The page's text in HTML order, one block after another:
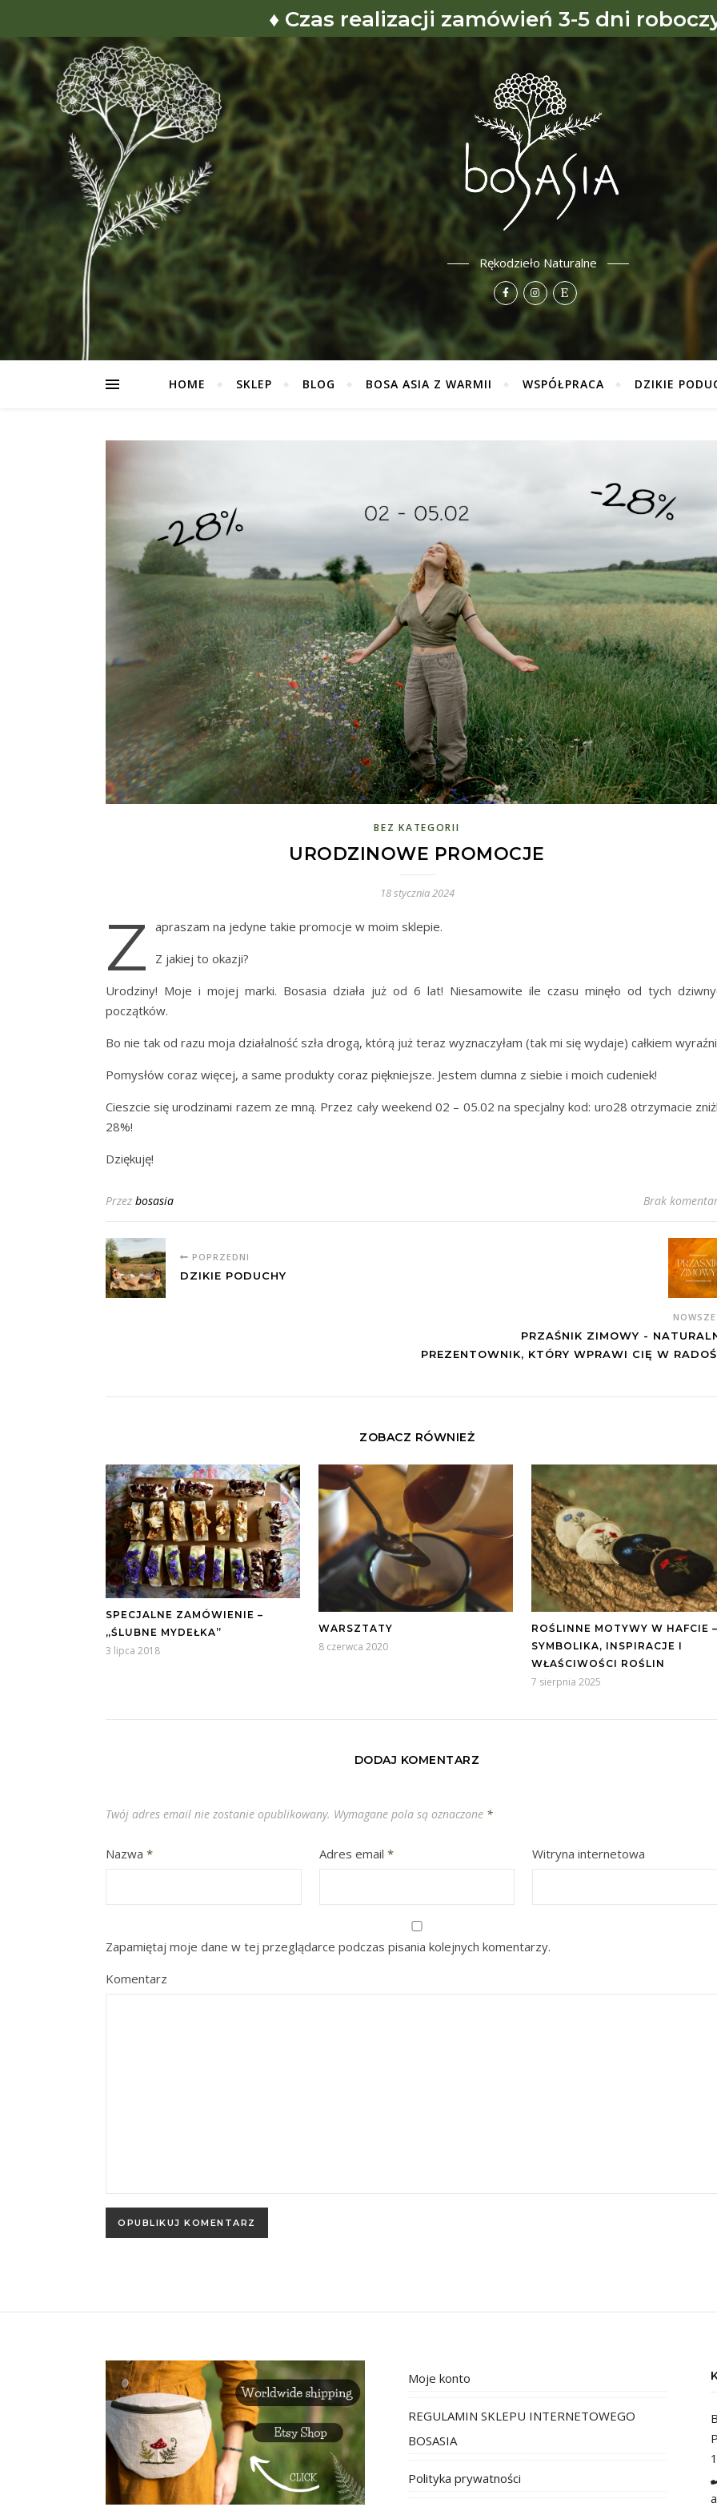
♦ Czas realizacji zamówień 3-5 dni
Rękodzieło Naturalne
HOME SKLEP BLOG BOSA ASIA Z WARMII WSPÓŁPRACA DZIKIE
BEZ KATEGORII
URODZINOWE PROMOCJE
18 stycznia 2024
Z apraszam na jedyne takie promocje w moim sklepie.
Z jakiej to okazji?
Urodziny! Moje i mojej marki. Bosasia działa już od 6 lat! Niesamowite ile czasu minęło od tych
początków.
Bo nie tak od razu moja działalność szła drogą, którą już teraz wyznaczyłam (tak mi się wydaje) całkiem
Pomysłów coraz więcej, a same produkty coraz piękniejsze. Jestem dumna z siebie i moich cudeniek!
Cieszcie się urodzinami razem ze mną. Przez cały weekend 02 – 05.02 na specjalny kod: uro28 otrzymacie
28%!
Dziękuję!
Przez bosasia Brak
POPRZEDNI
DZIKIE PODUCHY
PRZAŚNIK ZIMOWY -
PREZENTOWNIK, KTÓRY WPRAWI CIĘ W
ZOBACZ RÓWNIEŻ
SPECJALNE ZAMÓWIENIE –
„ŚLUBNE MYDEŁKA”
3 lipca 2018
WARSZTATY
8 czerwca 2020
ROŚLINNE MOTYWY W HAFCIE –
SYMBOLIKA, INSPIRACJE I
WŁAŚCIWOŚCI ROŚLIN
7 sierpnia 2025
DODAJ KOMENTARZ
Twój adres email nie zostanie opublikowany. Wymagane pola są oznaczone *
Nazwa * Adres email * Witryna internetowa
Zapamiętaj moje dane w tej przeglądarce podczas pisania kolejnych komentarzy.
Komentarz
Moje konto
REGULAMIN SKLEPU INTERNETOWEGO
BOSASIA
Polityka prywatności